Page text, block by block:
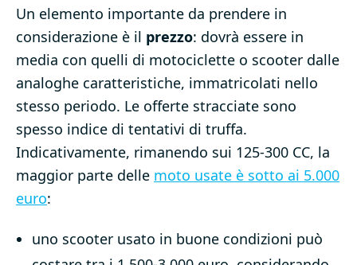
Un elemento importante da prendere in
considerazione è il prezzo: dovrà essere in
media con quelli di motociclette o scooter dalle
analoghe caratteristiche, immatricolati nello
stesso periodo. Le offerte stracciate sono
spesso indice di tentativi di truffa.
Indicativamente, rimanendo sui 125-300 CC, la
maggior parte delle moto usate è sotto ai 5.000
euro:
uno scooter usato in buone condizioni può